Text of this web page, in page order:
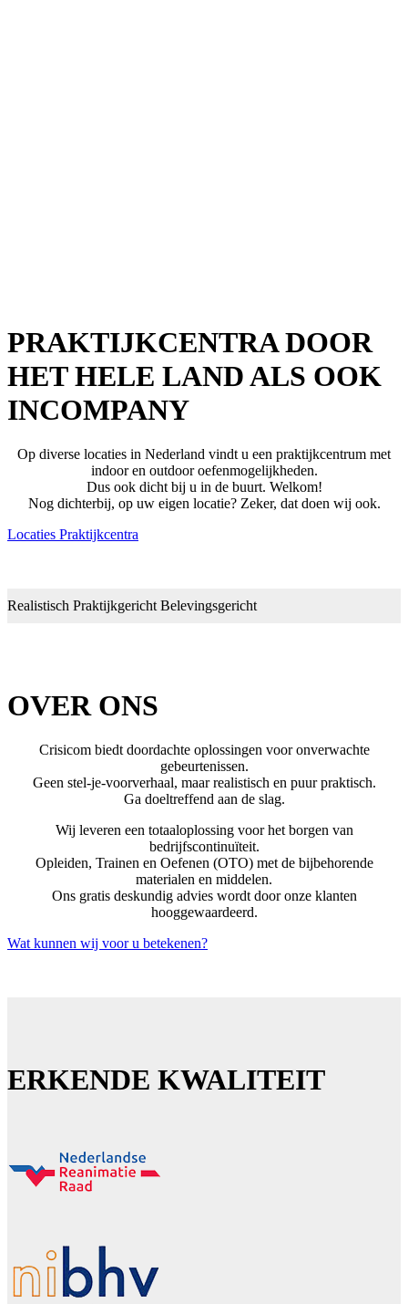
PRAKTIJKCENTRA DOOR
HET HELE LAND ALS OOK
INCOMPANY
Op diverse locaties in Nederland vindt u een praktijkcentrum met
indoor en outdoor oefenmogelijkheden.
Dus ook dicht bij u in de buurt. Welkom!
Nog dichterbij, op uw eigen locatie? Zeker, dat doen wij ook.
Locaties Praktijkcentra
Realistisch Praktijkgericht Belevingsgericht
OVER ONS
Crisicom biedt doordachte oplossingen voor onverwachte
gebeurtenissen.
Geen stel-je-voorverhaal, maar realistisch en puur praktisch.
Ga doeltreffend aan de slag.
Wij leveren een totaaloplossing voor het borgen van
bedrijfscontinuïteit.
Opleiden, Trainen en Oefenen (OTO) met de bijbehorende
materialen en middelen.
Ons gratis deskundig advies wordt door onze klanten
hooggewaardeerd.
Wat kunnen wij voor u betekenen?
ERKENDE KWALITEIT